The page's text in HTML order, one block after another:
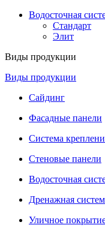
Водосточная
Стандарт
Элит
Виды продукции
Виды продукции
Сайдинг
Фасадные панели
Система
Стеновые панели
Водосточная
Дренажная
Уличное